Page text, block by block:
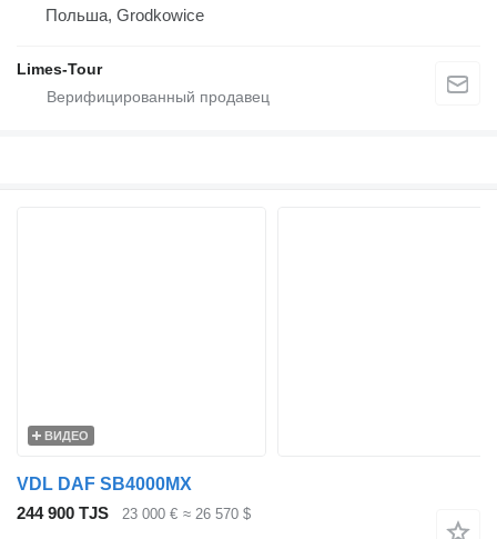
Польша, Grodkowice
Limes-Tour
ВИДЕО
VDL DAF SB4000MX
244 900 TJS
23 000 € ≈ 26 570 $